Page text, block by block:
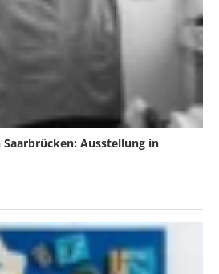
Ausstellung in